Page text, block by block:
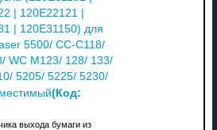
| 120E22121 |
| 120E31150) для
5500/ CC-C118/
WC M123/ 128/ 133/
5205/ 5225/ 5230/
(Код:
выхода бумаги из